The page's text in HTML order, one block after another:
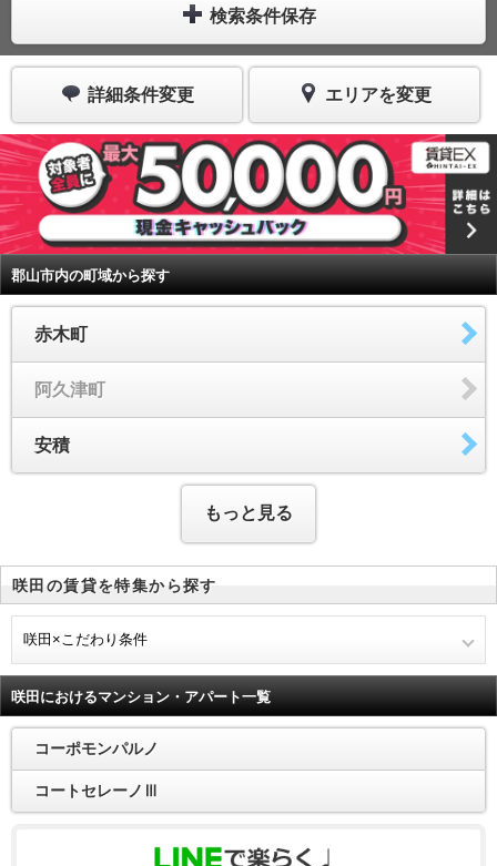
検索条件保存
詳細条件変更 エリアを変更
郡山市内の町域から探す
赤木町
阿久津町
安積
もっと見る
咲田の賃貸を特集から探す
咲田×こだわり条件
咲田におけるマンション・アパート一覧
コーポモンパルノ
コートセレーノⅢ